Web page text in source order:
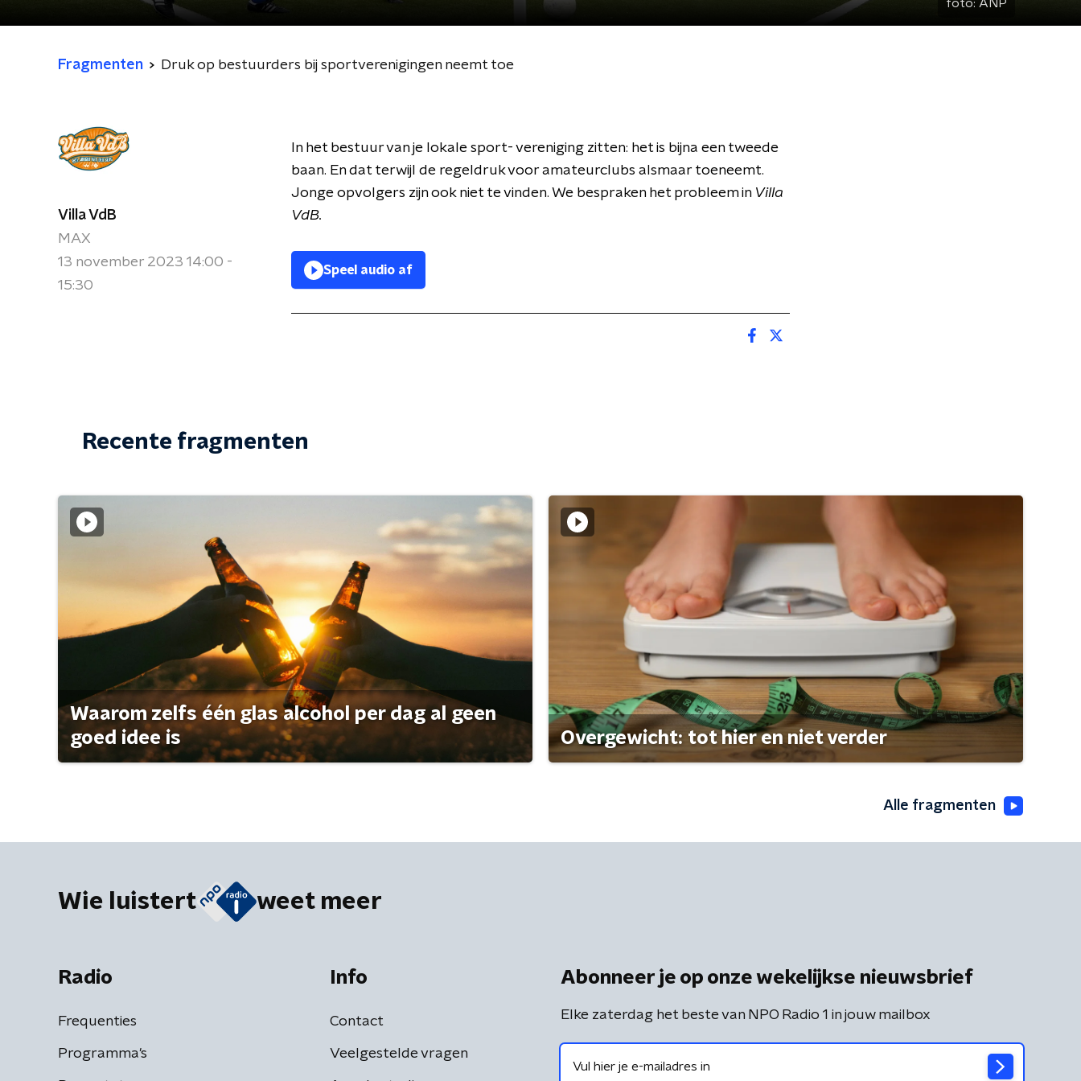
foto: ANP
Fragmenten Druk op bestuurders bij sportverenigingen neemt toe
Villa VdB
MAX
13 november 2023 14:00 -
15:30
In het bestuur van je lokale sport- vereniging zitten: het is bijna een tweede
baan. En dat terwijl de regeldruk voor amateurclubs alsmaar toeneemt.
Jonge opvolgers zijn ook niet te vinden. We bespraken het probleem in Villa
VdB.
Speel audio af
Recente fragmenten
Waarom zelfs één glas alcohol per dag al geen
goed idee is
Overgewicht: tot hier en niet verder
Alle fragmenten
Wie luistert weet meer
Radio
Frequenties
Programma's
Info
Contact
Veelgestelde vragen
Abonneer je op onze wekelijkse nieuwsbrief
Elke zaterdag het beste van NPO Radio 1 in jouw mailbox